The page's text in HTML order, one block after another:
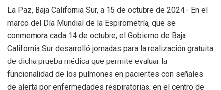
La Paz, Baja California Sur, a 15 de octubre de 2024.- En el
marco del Día Mundial de la Espirometría, que se
conmemora cada 14 de octubre, el Gobierno de Baja
California Sur desarrolló jornadas para la realización gratuita
de dicha prueba médica que permite evaluar la
funcionalidad de los pulmones en pacientes con señales
de alerta por enfermedades respiratorias, en el centro de